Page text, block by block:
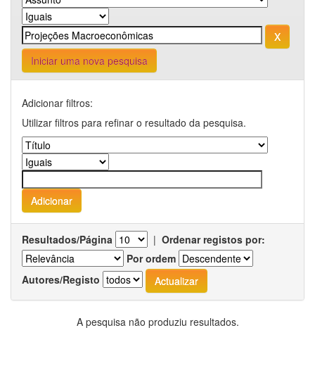
Iniciar uma nova pesquisa
Adicionar filtros:
Utilizar filtros para refinar o resultado da pesquisa.
Resultados/Página | Ordenar registos por:
Por ordem
Autores/Registo
A pesquisa não produziu resultados.